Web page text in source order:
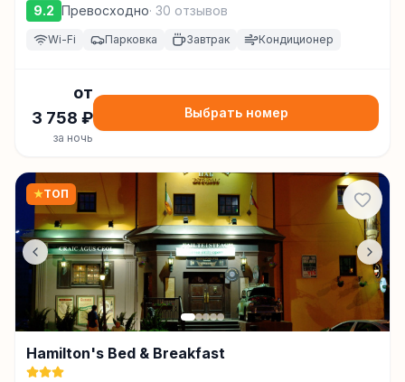
9.2 Превосходно· 30 отзывов
Wi-Fi Парковка Завтрак Кондиционер
от
3 758 ₽
за ночь
Выбрать номер
★ТОП
Hamilton's Bed & Breakfast